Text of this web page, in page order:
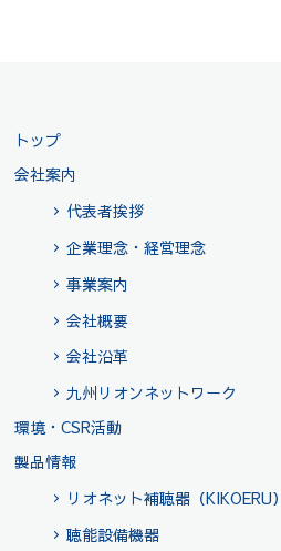
トップ
会社案内
代表者挨拶
企業理念・経営理念
事業案内
会社概要
会社沿革
九州リオンネットワーク
環境・CSR活動
製品情報
リオネット補聴器（KIKOERU）
聴能設備機器